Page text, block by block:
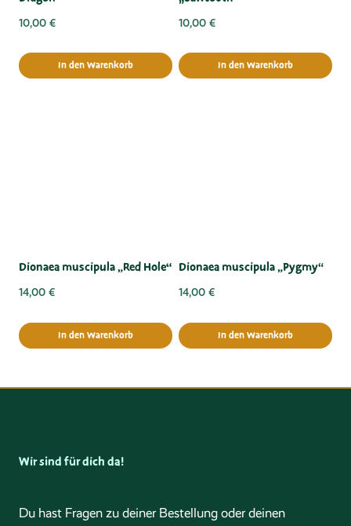
10,00 €
In den Warenkorb
10,00 €
In den Warenkorb
Dionaea muscipula „Red Hole“
14,00 €
In den Warenkorb
Dionaea muscipula „Pygmy“
14,00 €
In den Warenkorb
Wir sind für dich da!
Du hast Fragen zu deiner Bestellung oder deinen